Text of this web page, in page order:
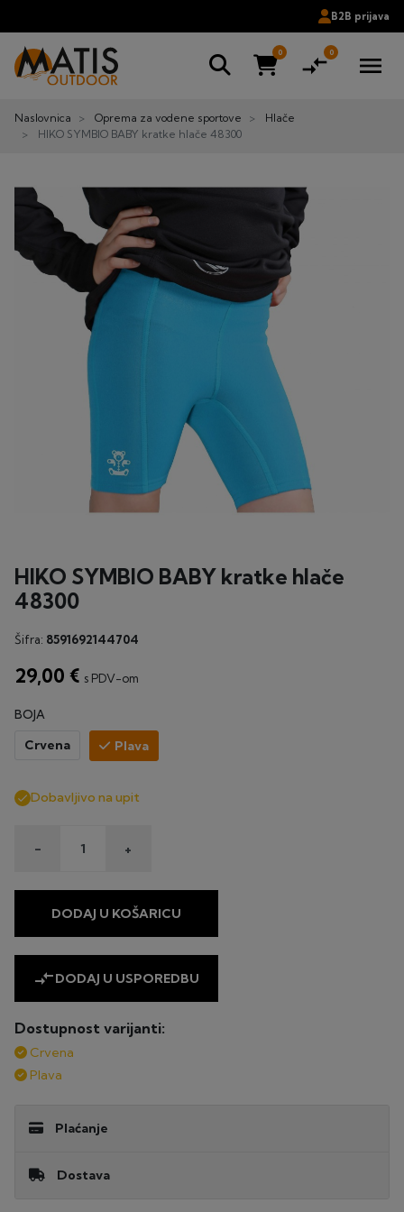
B2B prijava
0 compare_arrows0 menu
Naslovnica Oprema za vodene sportove
Hlače
HIKO SYMBIO BABY kratke hlače 48300
HIKO SYMBIO BABY kratke hlače
48300
Šifra: 8591692144704
29,00 € s PDV-om
BOJA
Crvena Plava
 Dobavljivo na upit
- +
DODAJ U KOŠARICU
compare_arrowsDODAJ U USPOREDBU
Dostupnost varijanti:
Crvena
Plava
Plaćanje
Dostava